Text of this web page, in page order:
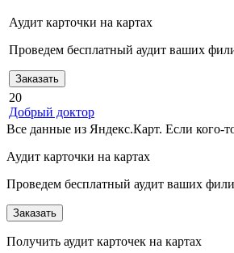
Аудит карточки на картах
Проведем бесплатный аудит ваших
Заказать
20
Добрый доктор
Все данные из Яндекс.Карт. Если кого-
Аудит карточки на картах
Проведем бесплатный аудит ваших
Заказать
Получить аудит карточек на картах